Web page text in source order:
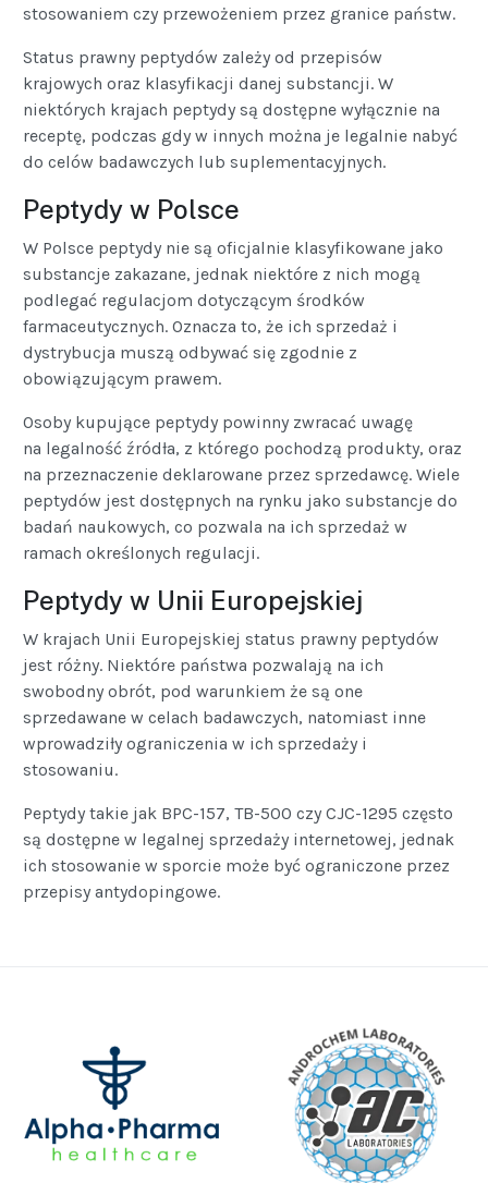
stosowaniem czy przewożeniem przez granice państw.
Status prawny peptydów zależy od przepisów
krajowych oraz klasyfikacji danej substancji. W
niektórych krajach peptydy są dostępne wyłącznie na
receptę, podczas gdy w innych można je legalnie nabyć
do celów badawczych lub suplementacyjnych.
Peptydy w Polsce
W Polsce peptydy nie są oficjalnie klasyfikowane jako
substancje zakazane, jednak niektóre z nich mogą
podlegać regulacjom dotyczącym środków
farmaceutycznych. Oznacza to, że ich sprzedaż i
dystrybucja muszą odbywać się zgodnie z
obowiązującym prawem.
Osoby kupujące peptydy powinny zwracać uwagę
na legalność źródła, z którego pochodzą produkty, oraz
na przeznaczenie deklarowane przez sprzedawcę. Wiele
peptydów jest dostępnych na rynku jako substancje do
badań naukowych, co pozwala na ich sprzedaż w
ramach określonych regulacji.
Peptydy w Unii Europejskiej
W krajach Unii Europejskiej status prawny peptydów
jest różny. Niektóre państwa pozwalają na ich
swobodny obrót, pod warunkiem że są one
sprzedawane w celach badawczych, natomiast inne
wprowadziły ograniczenia w ich sprzedaży i
stosowaniu.
Peptydy takie jak BPC-157, TB-500 czy CJC-1295 często
są dostępne w legalnej sprzedaży internetowej, jednak
ich stosowanie w sporcie może być ograniczone przez
przepisy antydopingowe.